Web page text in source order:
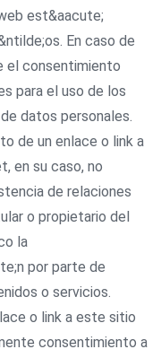
est&aacute;
En caso de
el consentimiento
para el uso de los
datos personales.
de un enlace o link a
en su caso, no
de relaciones
o propietario del
la
por parte de
o servicios.
o link a este sitio
consentimiento a